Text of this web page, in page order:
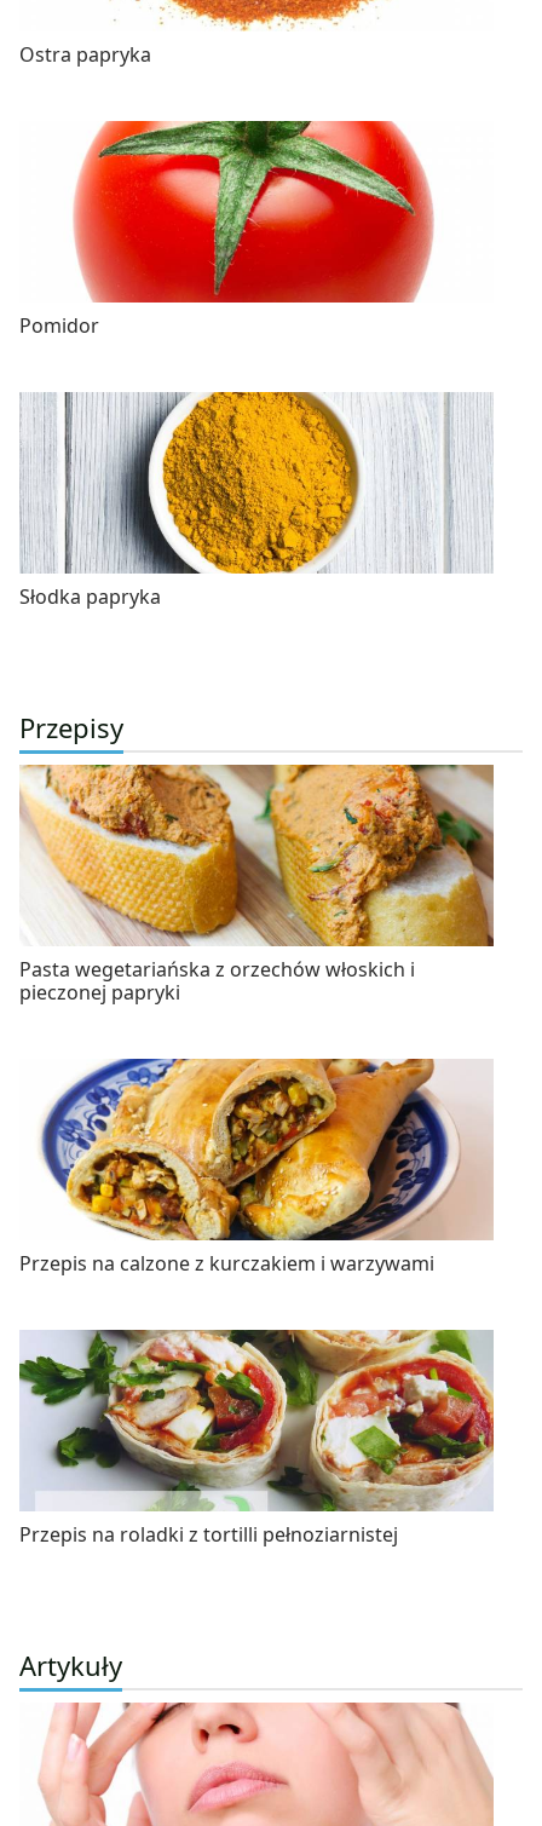
Ostra papryka
Pomidor
Słodka papryka
Przepisy
Pasta wegetariańska z orzechów włoskich i
pieczonej papryki
Przepis na calzone z kurczakiem i warzywami
Przepis na roladki z tortilli pełnoziarnistej
Artykuły